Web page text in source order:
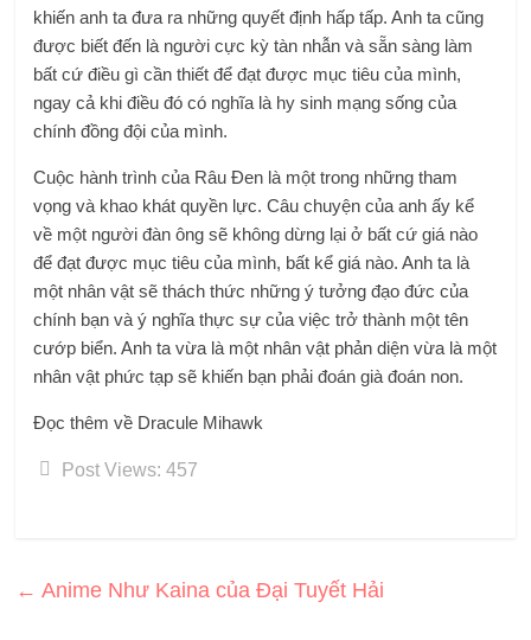
khiến anh ta đưa ra những quyết định hấp tấp. Anh ta cũng
được biết đến là người cực kỳ tàn nhẫn và sẵn sàng làm
bất cứ điều gì cần thiết để đạt được mục tiêu của mình,
ngay cả khi điều đó có nghĩa là hy sinh mạng sống của
chính đồng đội của mình.
Cuộc hành trình của Râu Đen là một trong những tham
vọng và khao khát quyền lực. Câu chuyện của anh ấy kể
về một người đàn ông sẽ không dừng lại ở bất cứ giá nào
để đạt được mục tiêu của mình, bất kể giá nào. Anh ta là
một nhân vật sẽ thách thức những ý tưởng đạo đức của
chính bạn và ý nghĩa thực sự của việc trở thành một tên
cướp biển. Anh ta vừa là một nhân vật phản diện vừa là một
nhân vật phức tạp sẽ khiến bạn phải đoán già đoán non.
Đọc thêm về Dracule Mihawk
Post Views: 457
← Anime Như Kaina của Đại Tuyết Hải